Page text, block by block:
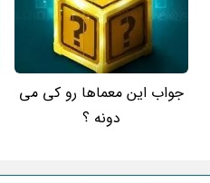
جواب این معماها رو کی می
دونه ؟